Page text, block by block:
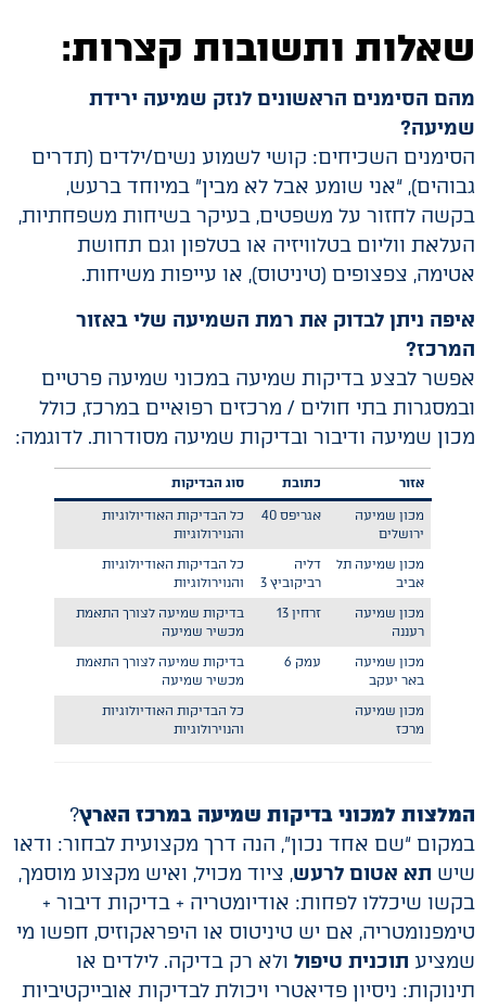
שאלות ותשובות קצרות:
מהם הסימנים הראשונים לנזק שמיעה ירידת
שמיעה?
הסימנים השכיחים: קושי לשמוע נשים/ילדים (תדרים
גבוהים), “אני שומע אבל לא מבין” במיוחד ברעש,
בקשה לחזור על משפטים, בעיקר בשיחות משפחתיות,
העלאת ווליום בטלוויזיה או בטלפון וגם תחושת
אטימה, צפצופים (טיניטוס), או עייפות משיחות.
איפה ניתן לבדוק את רמת השמיעה שלי באזור
המרכז?
אפשר לבצע בדיקות שמיעה במכוני שמיעה פרטיים
ובמסגרות בתי חולים / מרכזים רפואיים במרכז, כולל
מכון שמיעה ודיבור ובדיקות שמיעה מסודרות. לדוגמה:
אזור כתובת סוג הבדיקות
מכון שמיעה
ירושלים
אגריפס 40
כל הבדיקות האודיולוגיות
והנוירולוגיות
מכון שמיעה תל
אביב
דליה
רביקוביץ 3
כל הבדיקות האודיולוגיות
והנוירולוגיות
מכון שמיעה
רעננה
זרחין 13
בדיקות שמיעה לצורך התאמת
מכשיר שמיעה
מכון שמיעה
באר יעקב
עמק 6
בדיקות שמיעה לצורך התאמת
מכשיר שמיעה
מכון שמיעה
מרכז
כל הבדיקות האודיולוגיות
והנוירולוגיות
המלצות למכוני בדיקות שמיעה במרכז הארץ?
במקום “שם אחד נכון”, הנה דרך מקצועית לבחור: ודאו
שיש תא אטום לרעש, ציוד מכויל, ואיש מקצוע מוסמך,
בקשו שיכללו לפחות: אודיומטריה + בדיקות דיבור +
טימפנומטריה, אם יש טיניטוס או היפראקוזיס, חפשו מי
שמציע תוכנית טיפול ולא רק בדיקה. לילדים או
תינוקות: ניסיון פדיאטרי ויכולת לבדיקות אובייקטיביות